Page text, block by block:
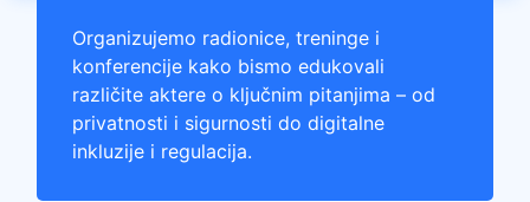
Organizujemo radionice, treninge i
konferencije kako bismo edukovali
različite aktere o ključnim pitanjima – od
privatnosti i sigurnosti do digitalne
inkluzije i regulacija.